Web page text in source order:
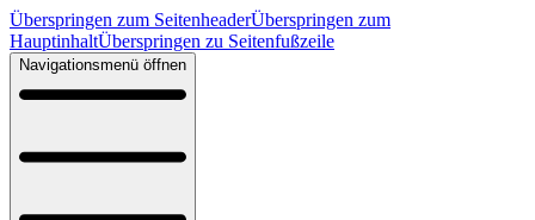
Überspringen zum SeitenheaderÜberspringen zum
HauptinhaltÜberspringen zu Seitenfußzeile
Navigationsmenü öffnen